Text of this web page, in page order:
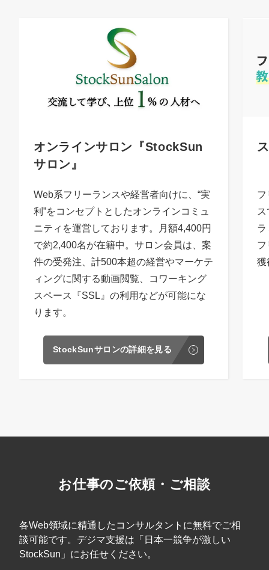
オンラインサロン『StockSun
サロン』
Web系フリーランスや経営者向けに、“実
利”をコンセプトとしたオンラインコミュ
ニティを運営しております。月額4,400円
で約2,400名が在籍中。サロン会員は、案
件の受発注、計500本超の経営やマーケテ
ィングに関する動画閲覧、コワーキング
スペース『SSL』の利用などが可能にな
ります。
StockSunサロンの詳細を見る
フ
ラ
フ
獲
お仕事のご依頼・ご相談
各Web領域に精通したコンサルタントに無料でご相
談可能です。デジマ支援は「日本一競争が激しい
StockSun」にお任せください。